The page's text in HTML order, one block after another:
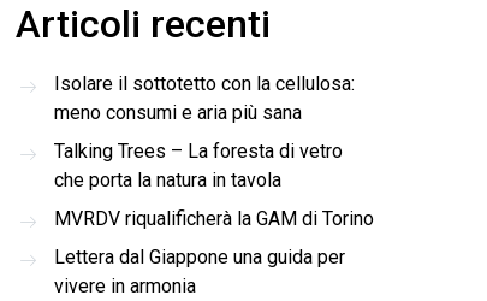
Articoli recenti
Isolare il sottotetto con la cellulosa:
meno consumi e aria più sana
Talking Trees – La foresta di vetro
che porta la natura in tavola
MVRDV riqualificherà la GAM di Torino
Lettera dal Giappone una guida per
vivere in armonia